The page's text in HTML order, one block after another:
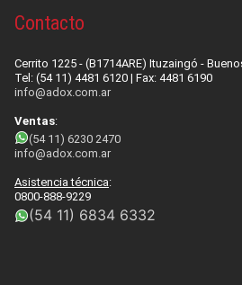
Contacto
Cerrito 1225 - (B1714ARE) Ituzaingó -
Tel: (54 11) 4481 6120 | Fax: 4481 6190
info@adox.com.ar
Ventas:
(54 11) 6230 2470
info@adox.com.ar
Asistencia técnica:
0800-888-9229
(54 11) 6834 6332